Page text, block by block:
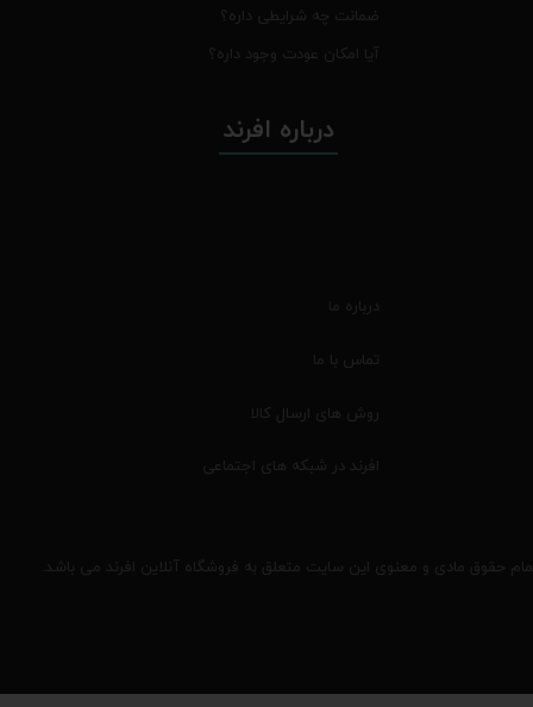
ضمانت چه شرایطی داره؟
آیا امکان عودت وجود داره؟
حقوق مادی و معنوی این سایت متعلق به فروشگاه آنلاین افرند می باشد.
درباره افرند
درباره ما
تماس با ما
روش های ارسال کالا
افرند در شبکه های اجتماعی